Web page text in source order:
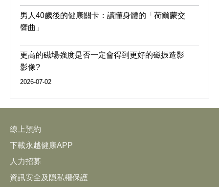
男人40歲後的健康關卡：讀懂身體的「荷爾蒙交
響曲」
更高的磁場強度是否一定會得到更好的磁振造影
影像?
2026-07-02
線上預約
下載永越健康APP
人力招募
資訊安全及隱私權保護